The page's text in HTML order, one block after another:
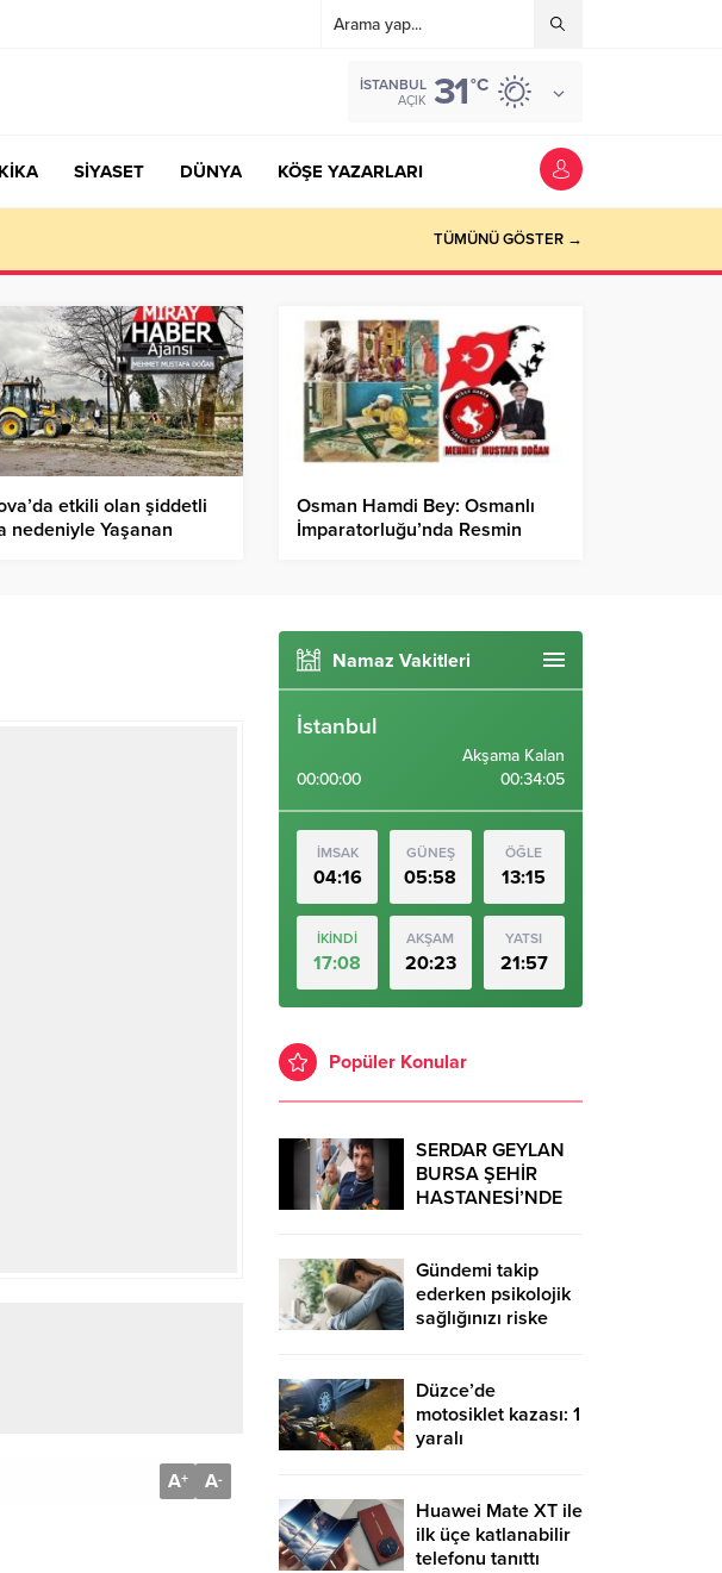
İSTANBUL
AÇIK 31°C
SİYASET DÜNYA KÖŞE YAZARLARI
TÜMÜNÜ GÖSTER →
etkili olan şiddetli
nedeniyle Yaşanan
Osman Hamdi Bey: Osmanlı
İmparatorluğu’nda Resmin
A+ A-
Namaz Vakitleri
İstanbul
00:00:00
Akşama Kalan
00:34:05
İMSAK
04:16
GÜNEŞ
05:58
ÖĞLE
13:15
İKİNDİ
17:08
AKŞAM
20:23
YATSI
21:57
Popüler Konular
SERDAR GEYLAN
BURSA ŞEHİR
HASTANESİ’NDE
Gündemi takip
ederken psikolojik
sağlığınızı riske
Düzce’de
motosiklet kazası: 1
yaralı
Huawei Mate XT ile
ilk üçe katlanabilir
telefonu tanıttı